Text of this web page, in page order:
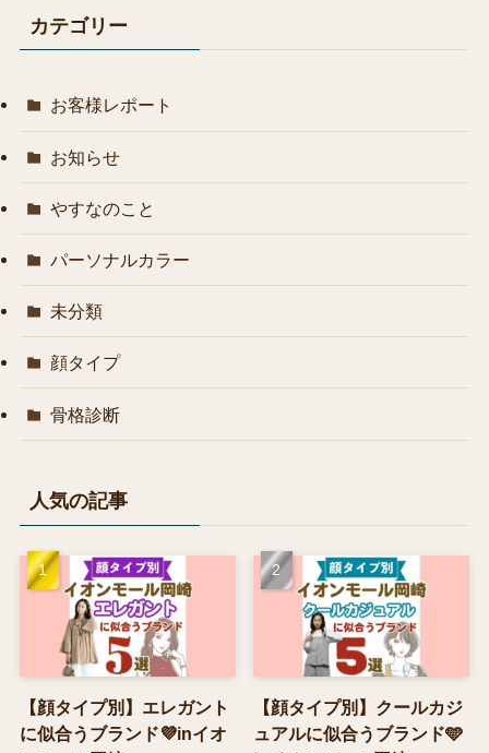
カテゴリー
お客様レポート
お知らせ
やすなのこと
パーソナルカラー
未分類
顔タイプ
骨格診断
人気の記事
【顔タイプ別】エレガント
に似合うブランド💜inイオ
【顔タイプ別】クールカジ
ュアルに似合うブランド🩵